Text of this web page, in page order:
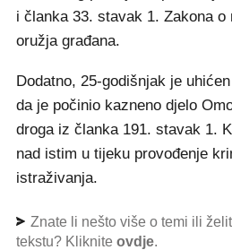
i članka 33. stavak 1. Zakona o
oružja građana.
Dodatno, 25-godišnjak je
da je počinio kazneno djelo
droga iz članka 191. stavak 1.
nad istim u tijeku provođenje
istraživanja.
Znate li nešto više o temi ili
tekstu? Kliknite ovdje.